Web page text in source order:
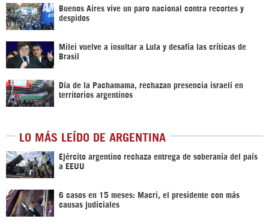
Buenos Aires vive un paro nacional contra recortes y
despidos
Milei vuelve a insultar a Lula y desafía las críticas de
Brasil
Día de la Pachamama, rechazan presencia israelí en
territorios argentinos
LO MÁS LEÍDO DE ARGENTINA
Ejército argentino rechaza entrega de soberanía del país
a EEUU
6 casos en 15 meses: Macri, el presidente con más
causas judiciales